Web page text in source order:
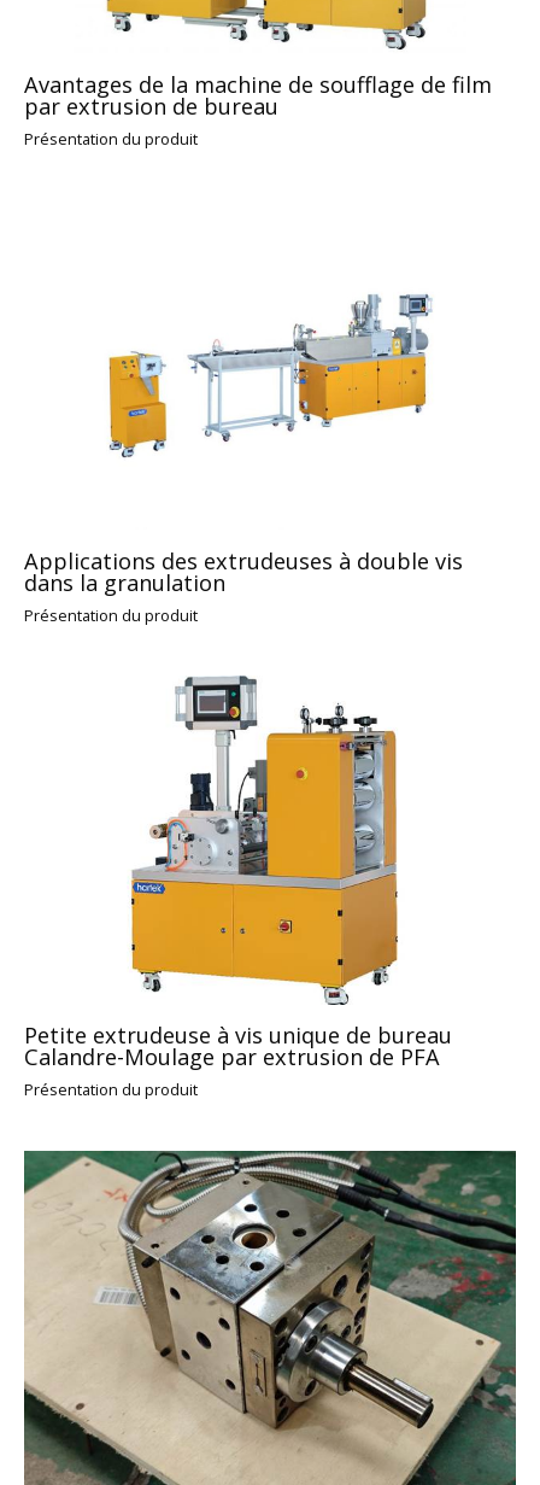
Avantages de la machine de soufflage de film
par extrusion de bureau
Présentation du produit
Applications des extrudeuses à double vis
dans la granulation
Présentation du produit
Petite extrudeuse à vis unique de bureau
Calandre-Moulage par extrusion de PFA
Présentation du produit